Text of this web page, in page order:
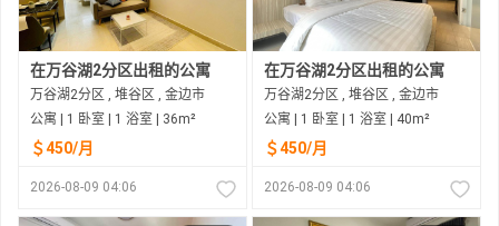
在万谷湖2分区出租的公寓
万谷湖2分区 , 堆谷区 , 金边市
公寓 | 1 卧室 | 1 浴室 | 36m²
＄450/月
2026-08-09 04:06
在万谷湖2分区出租的公寓
万谷湖2分区 , 堆谷区 , 金边市
公寓 | 1 卧室 | 1 浴室 | 40m²
＄450/月
2026-08-09 04:06